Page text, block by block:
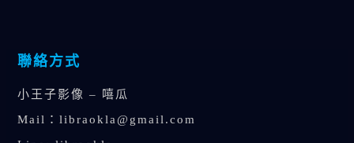
聯絡方式
小王子影像 – 嘻瓜
Mail：libraokla@gmail.com